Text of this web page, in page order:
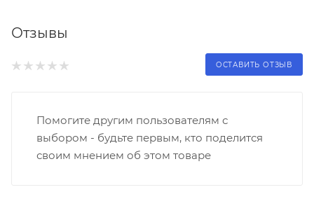
Отзывы
ОСТАВИТЬ ОТЗЫВ
Помогите другим пользователям с
выбором - будьте первым, кто поделится
своим мнением об этом товаре